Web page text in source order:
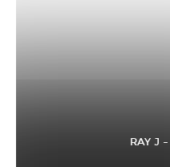
RAY J